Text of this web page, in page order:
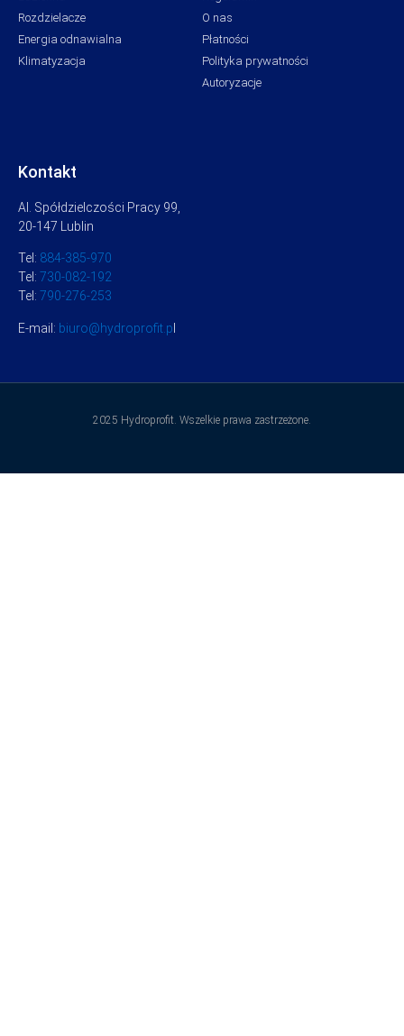
Rozdzielacze
Energia odnawialna
Klimatyzacja
O nas
Płatności
Polityka prywatności
Autoryzacje
Kontakt
Al. Spółdzielczości Pracy 99,
20-147 Lublin
Tel: 884-385-970
Tel: 730-082-192
Tel: 790-276-253
E-mail: biuro@hydroprofit.p
2025 Hydroprofit. Wszelkie prawa zastrzeżone.